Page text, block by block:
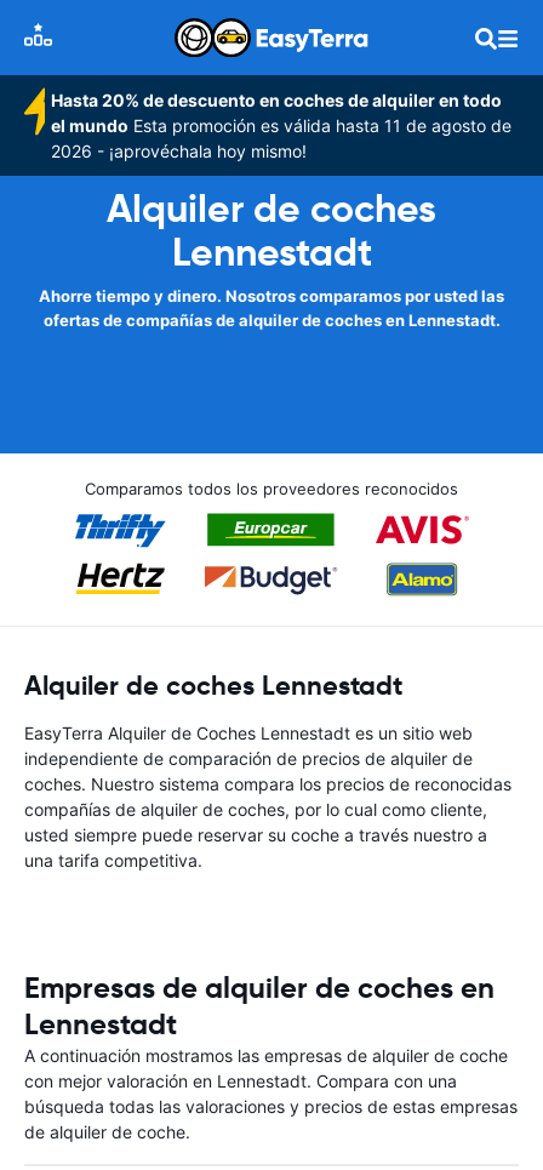
Hasta 20% de descuento en coches de alquiler en todo
el mundo Esta promoción es válida hasta 11 de agosto de
2026 - ¡aprovéchala hoy mismo!
Alquiler de coches
Lennestadt
Ahorre tiempo y dinero. Nosotros comparamos por usted las
ofertas de compañías de alquiler de coches en Lennestadt.
Comparamos todos los proveedores reconocidos
Alquiler de coches Lennestadt
EasyTerra Alquiler de Coches Lennestadt es un sitio web
independiente de comparación de precios de alquiler de
coches. Nuestro sistema compara los precios de reconocidas
compañías de alquiler de coches, por lo cual como cliente,
usted siempre puede reservar su coche a través nuestro a
una tarifa competitiva.
Empresas de alquiler de coches en
Lennestadt
A continuación mostramos las empresas de alquiler de coche
con mejor valoración en Lennestadt. Compara con una
búsqueda todas las valoraciones y precios de estas empresas
de alquiler de coche.